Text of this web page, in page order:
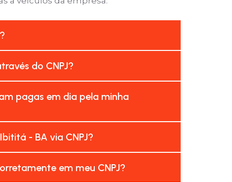
do CNPJ?
pagas em dia pela minha
- BA via CNPJ?
em meu CNPJ?